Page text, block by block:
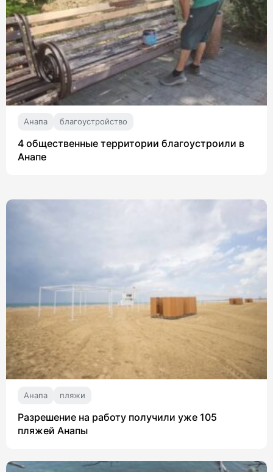
Анапа благоустройство
4 общественные территории благоустроили в
Анапе
Анапа пляжи
Разрешение на работу получили уже 105
пляжей Анапы